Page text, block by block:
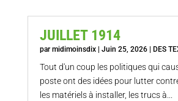
JUILLET 1914
par midimoinsdix| Juin 25, 2026| DES
Tout d'un coup les politiques qui
poste ont des idées pour lutter
les matériels à installer, les trucs à...